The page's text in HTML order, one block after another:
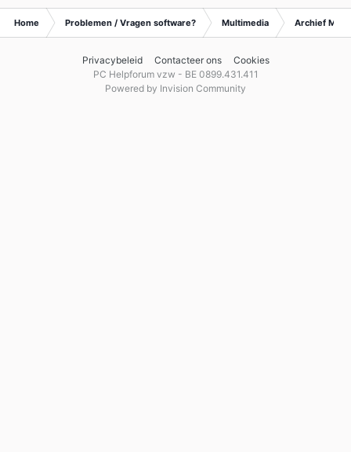
Home Problemen / Vragen software? Multimedia Archief
Privacybeleid Contacteer ons
Cookies
PC Helpforum vzw - BE 0899.431.411
Powered by Invision Community